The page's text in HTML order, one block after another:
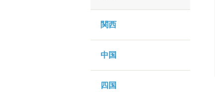
関西
中国
四国